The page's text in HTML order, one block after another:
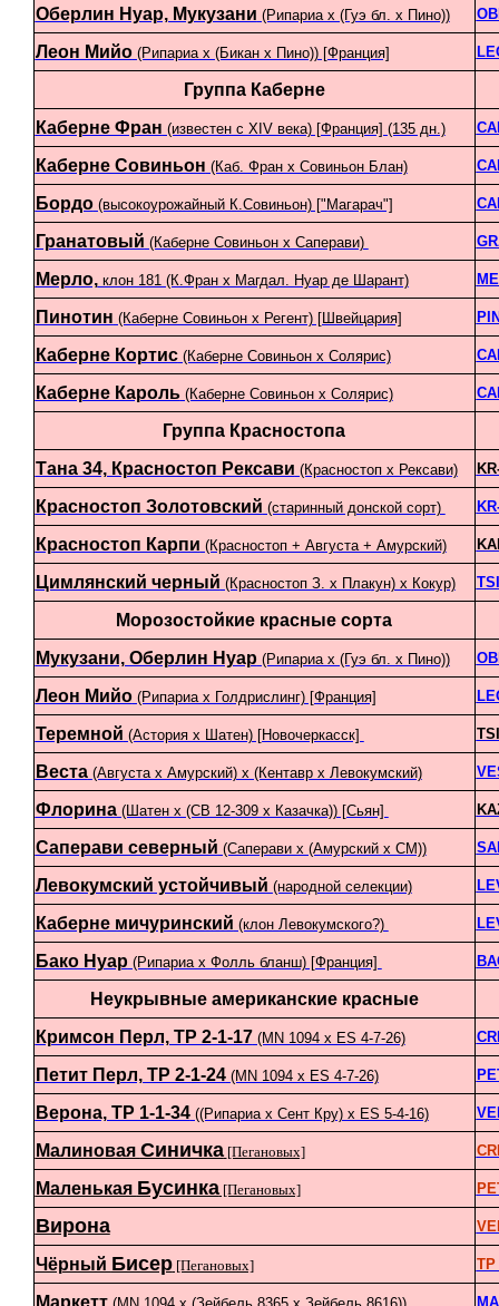
Оберлин Нуар, Мукузани (Рипариа х (Гуэ бл. х Пино))
Леон Мийо(Рипариа х (Бикан х Пино)) [Франция]
Группа Каберне
Каберне Фран (известен с XIV века) [Франция] (135 дн.)
Каберне Совиньон (Каб. Фран x Совиньон Блан)
Бордо(высокоурожайный К.Совиньон) ["Магарач"]
Гранатовый (Каберне Совиньон x Саперави)
Мерло,клон 181 (К.Фран х Магдал. Нуар де Шарант)
Пинотин (Каберне Совиньон х Регент) [Швейцария]
Каберне Кортис(Каберне Совиньон x Солярис)
Каберне Кароль(Каберне Совиньон x Солярис)
Группа Красностопа
Тана 34, Красностоп Рексави (Красностоп х Рексави)
Красностоп Золотовский (старинный донской сорт)
Красностоп Карпи (Красностоп + Августа + Амурский)
Цимлянский черный (Красностоп З. х Плакун) х Кокур)
Морозостойкие красные сорта
Мукузани, Оберлин Нуар(Рипариа х (Гуэ бл. х Пино))
Леон Мийо(Рипариа х Голдрислинг) [Франция]
Теремной (Астория х Шатен) [Новочеркасск]
Веста(Августа х Амурский) х (Кентавр х Левокумский)
Флорина(Шатен х (СВ 12-309 х Казачка)) [Сьян]
Саперави северный (Саперави х (Амурский х СМ))
Левокумский устойчивый (народной селекции)
Каберне мичуринский (клон Левокумского?)
Бако Нуар(Рипариа х Фолль бланш) [Франция]
Неукрывные американские красные
Кримсон Перл, ТР 2-1-17 (MN 1094 х ES 4-7-26)
Петит Перл, ТР 2-1-24(MN 1094 x ES 4-7-26)
Верона, ТР 1-1-34((Рипариа х Сент Кру) х ES 5-4-16)
Малиновая Синичка [Пегановых]
Маленькая Бусинка[Пегановых]
Вирона
Чёрный Бисер[Пегановых] TP
Маркетт